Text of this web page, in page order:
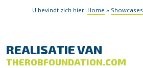
U bevindt zich hier: Home » Showcases
REALISATIE VAN
THEROBFOUNDATION.COM